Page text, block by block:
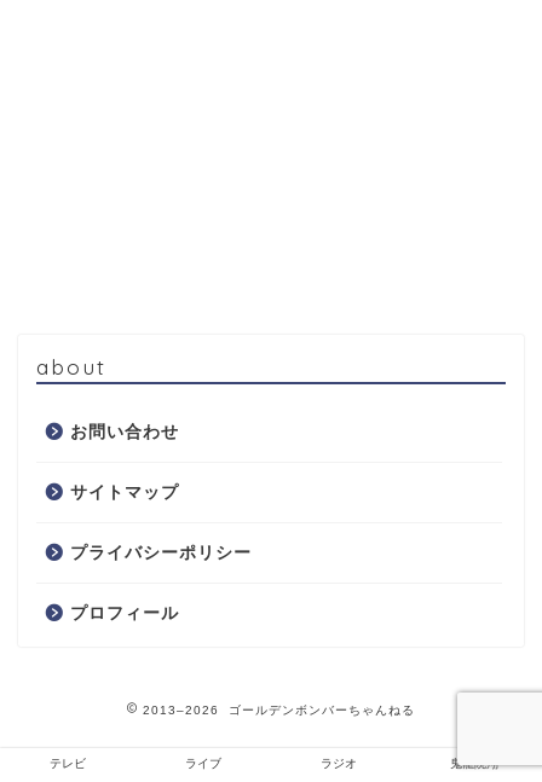
about
お問い合わせ
サイトマップ
プライバシーポリシー
プロフィール
2013–2026 ゴールデンボンバーちゃんねる
テレビ ライブ ラジオ 鬼龍院翔